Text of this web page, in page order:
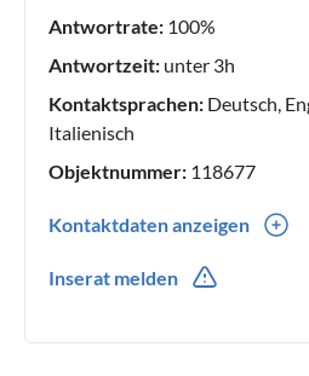
Antwortrate: 100%
Antwortzeit: unter 3h
Kontaktsprachen: Deutsch,
Italienisch
Objektnummer: 118677
Kontaktdaten anzeigen
Inserat melden